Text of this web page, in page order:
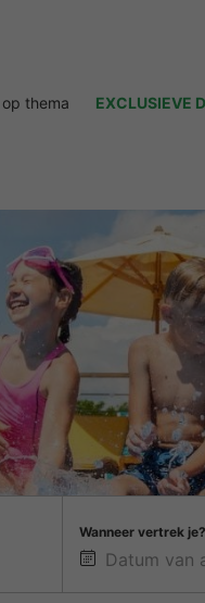
thema EXCLUSIEVE
Wanneer vertrek je?